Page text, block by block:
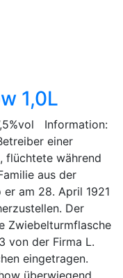
1,0L
Information:
einer
flüchtete während
aus der
am 28. April 1921
Der
Zwiebelturmflasche
von der Firma L.
eingetragen.
überwiegend